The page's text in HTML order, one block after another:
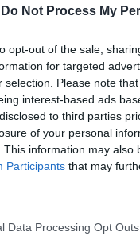
Do Not Process My
opt-out of the sale,
for targeted
selection. Please note
interest-based ads
to third parties
of your personal
This information may
Participants that may
Data Processing Opt Outs
il dietro-
dello
Non è un caso
nuova squadra al
l'incontro della
Calabrò.
d'interesse,
hanno deciso di
valutazione
che
dei tredici
Rudy